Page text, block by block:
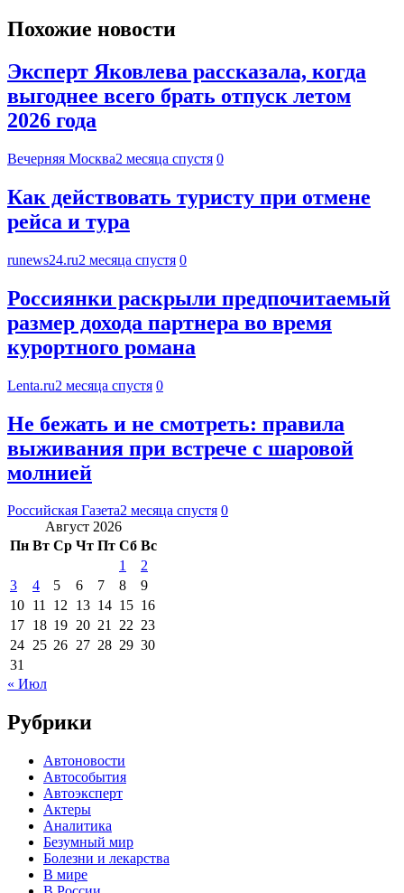
Похожие новости
Эксперт Яковлева рассказала, когда
выгоднее всего брать отпуск летом
2026 года
Вечерняя Москва2 месяца спустя 0
Как действовать туристу при отмене
рейса и тура
runews24.ru2 месяца спустя 0
Россиянки раскрыли предпочитаемый
размер дохода партнера во время
курортного романа
Lenta.ru2 месяца спустя 0
Не бежать и не смотреть: правила
выживания при встрече с шаровой
молнией
Российская Газета2 месяца спустя 0
Август 2026
Пн Вт Ср Чт Пт Сб Вс
1
2
3
4 5 6 7 8
9
10 11 12 13 14 15 16
17 18 19 20 21 22 23
24 25 26 27 28 29 30
31
« Июл
Рубрики
Автоновости
Автособытия
Автоэксперт
Актеры
Аналитика
Безумный мир
Болезни и лекарства
В мире